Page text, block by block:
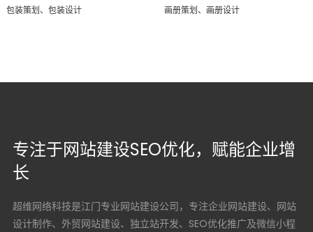
包装策划、包装设计 画册策划、画册设计
专注于网站建设SEO优化，赋能企业增
长
超维网络科技是江门专业网站建设公司，专注企业网站建设、网站
设计制作、外贸网站建设、独立站开发、SEO优化推广及微信小程